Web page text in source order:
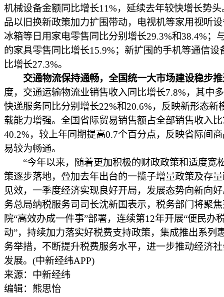
机械设备金额同比增长11%，延续去年较快增长势
品以旧换新政策加力扩围带动，电视机等家用视听
冰箱等日用家电零售同比分别增长29.3%和38.4%；
的家具零售同比增长15.9%；新扩围的手机等通信设
比增长27.3%。
交通物流保持通畅，全国统一大市场建设稳步
度，交通运输物流业销售收入同比增长7.8%，其中
快递服务同比分别增长22%和20.6%，反映新形态新
载能力增强。全国省际贸易销售额占全部销售收入
40.2%，较上年同期提高0.7个百分点，反映省际间
易较为畅通。
“今年以来，随着更加积极的财政政策和适度宽
策逐步落地，叠加去年出台的一揽子增量政策及存
见效，一季度经济实现良好开局，发展态势向新向
务总局纳税服务司司长沈新国表示，税务部门将聚
院“高效办成一件事”部署，连续第12年开展“便民办
动”，持续加力落实好税费支持政策，集成推出系列
务举措，不断提升税费服务水平，进一步推动经济
发展。(中新经纬APP)
来源：中新经纬
编辑：熊思怡